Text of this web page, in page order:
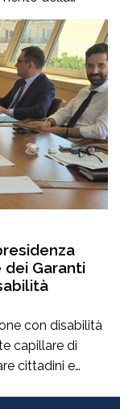
regionale
questa
del
calabresi e
Garanti
con disabilità
capillare di
cittadini e